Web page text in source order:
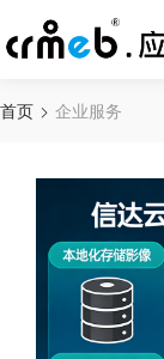
首页 企业服务